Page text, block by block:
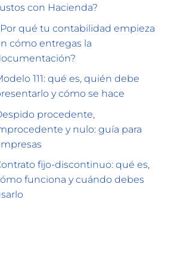
con Hacienda?
qué tu contabilidad empieza
cómo entregas la
111: qué es, quién debe
y cómo se hace
procedente,
y nulo: guía para
fijo-discontinuo: qué es,
funciona y cuándo debes